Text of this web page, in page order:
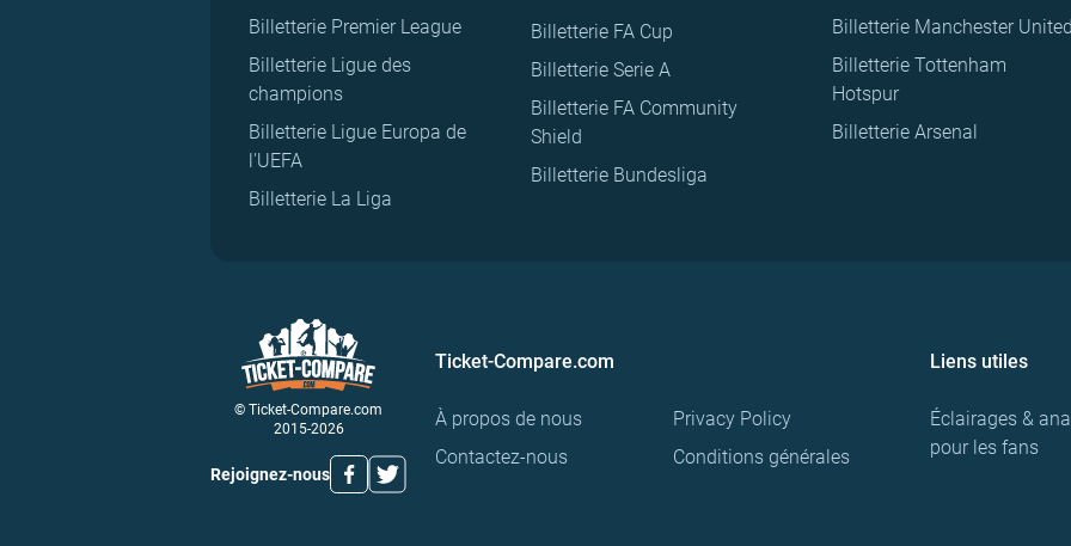
Billetterie Premier League
Billetterie Ligue des
champions
Billetterie Ligue Europa de
l'UEFA
Billetterie La Liga
Billetterie FA Cup
Billetterie Serie A
Billetterie FA Community
Shield
Billetterie Bundesliga
Billetterie Manchester
Billetterie Tottenham
Hotspur
Billetterie Arsenal
© Ticket-Compare.com
2015-2026
Rejoignez-nous
Ticket-Compare.com
À propos de nous
Contactez-nous
Privacy Policy
Conditions générales
Liens utiles
Éclairages &
pour les fans